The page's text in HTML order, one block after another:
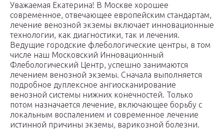
Уважаемая Екатерина! В Москве хорошее
современное, отвечающее европейским стандартам,
лечение венозной экземы включает инновационные
технологии, как диагностики, так и лечения.
Ведущие городские флебологические центры, в том
числе наш Московский Инновационный
Флебологический Центр, успешно занимаются
лечением венозной экземы. Сначала выполняется
подробное дуплексное ангиосканирование
венозной системы нижних конечностей. Только
потом назначается лечение, включающее борьбу с
локальным воспалением и современное лечение
истинной причины экземы, варикозной болезни.